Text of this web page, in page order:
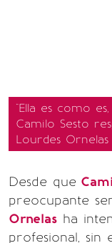
"Ella es como
Camilo Sesto
Lourdes Ornelas
Desde que
preocupante
Ornelas ha
profesional, sin